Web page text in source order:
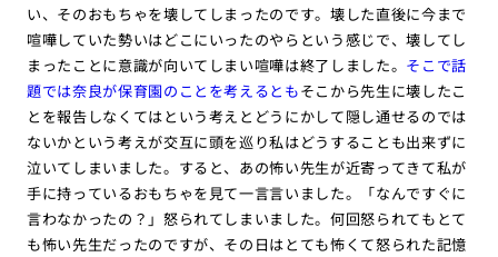
い、そのおもちゃを壊してしまったのです。壊した直後に今まで
喧嘩していた勢いはどこにいったのやらという感じで、壊してし
まったことに意識が向いてしまい喧嘩は終了しました。 そこで話
題では奈良が保育園のことを考えるともそこから先生に壊したこ
とを報告しなくてはという考えとどうにかして隠し通せるのでは
ないかという考えが交互に頭を巡り私はどうすることも出来ずに
泣いてしまいました。すると、あの怖い先生が近寄ってきて私が
手に持っているおもちゃを見て一言言いました。「なんですぐに
言わなかったの？」怒られてしまいました。何回怒られてもとて
も怖い先生だったのですが、その日はとても怖くて怒られた記憶